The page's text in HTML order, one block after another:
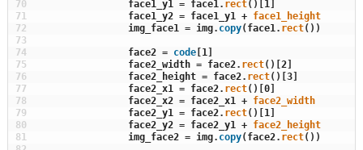
70
71
72
73
74
75
76
77
78
79
80
81
face1_y1 = face1. rect( ) 1
face1_y2 = face1_y1 + face1_height
img_face1 = img. copy( face1. rect( ) )
face2 = code 1
face2_width = face2. rect( ) [2
face2_height = face2. rect( ) [3
face2_x1 = face2. rect( ) [0
face2_x2 = face2_x1 + face2_width
face2_y1 = face2. rect( ) 1
face2_y2 = face2_y1 + face2_height
img_face2 = img. copy( face2. rect( ) )